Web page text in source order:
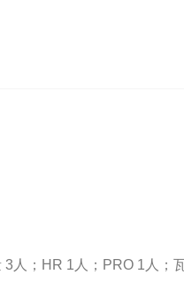
3人；HR 1人；PRO 1人